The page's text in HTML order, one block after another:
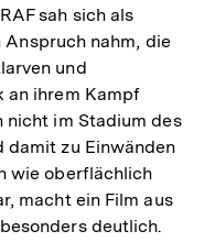
sah sich als
nahm, die
und
an ihrem Kampf
nicht im Stadium des
damit zu Einwänden
wie oberflächlich
macht ein Film aus
deutlich.